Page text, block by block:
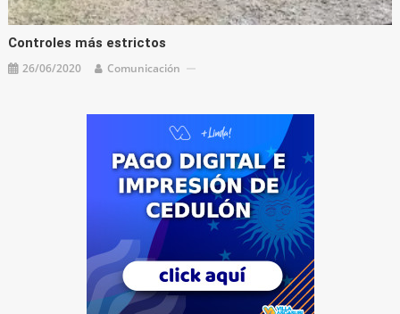
Controles más estrictos
26/06/2020 Comunicación